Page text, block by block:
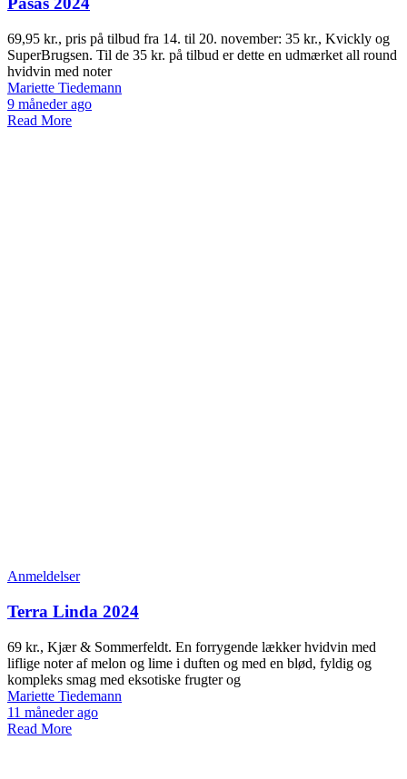
69,95 kr., pris på tilbud fra 14. til 20. november: 35 kr., Kvickly og
SuperBrugsen. Til de 35 kr. på tilbud er dette en udmærket all round
hvidvin med noter
Mariette Tiedemann
9 måneder ago
Read More
Anmeldelser
Terra Linda 2024
69 kr., Kjær & Sommerfeldt. En forrygende lækker hvidvin med
liflige noter af melon og lime i duften og med en blød, fyldig og
kompleks smag med eksotiske frugter og
Mariette Tiedemann
11 måneder ago
Read More